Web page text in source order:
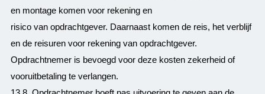
en montage komen voor rekening en
risico van opdrachtgever. Daarnaast komen de reis, het verblijf
en de reisuren voor rekening van opdrachtgever.
Opdrachtnemer is bevoegd voor deze kosten zekerheid of
vooruitbetaling te verlangen.